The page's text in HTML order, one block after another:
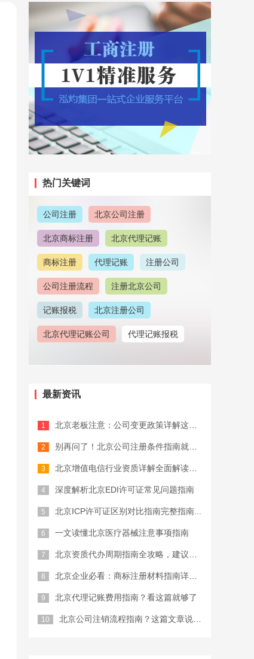
热门关键词
公司注册 北京公司注册
北京商标注册 北京代理记账
商标注册 代理记账 注册公司
公司注册流程 注册北京公司
记账报税 北京注册公司
北京代理记账公司 代理记账报税
公司注册费用
最新资讯
北京老板注意：公司变更政策详解这些坑...
别再问了！北京公司注册条件指南就这么...
北京增值电信行业资质详解全面解读，终...
深度解析北京EDI许可证常见问题指南
北京ICP许可证区别对比指南完整指南...
一文读懂北京医疗器械注意事项指南
北京资质代办周期指南全攻略，建议收藏
北京企业必看：商标注册材料指南详细解...
北京代理记账费用指南？看这篇就够了
北京公司注销流程指南？这篇文章说清楚...